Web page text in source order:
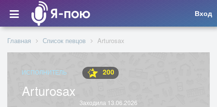
Вход
Главная Список певцов Arturosax
ИСПОЛНИТЕЛЬ 200
Arturosax
Заходила 13.06.2026